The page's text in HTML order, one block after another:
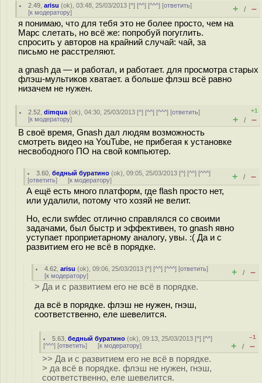
2.49 ,arisu (ok), 03:48, 25/03/2013 [^] [^^] [^^^] [ответить]
[к модератору] + / –
я понимаю, что для тебя это не более просто, чем на
Марс слетать, но всё же: попробуй погуглить.
спросить у авторов на крайний случай: чай, за
письмо не расстреляют.
а gnash да — и работал, и работает. для просмотра старых
флэш-мультиков хватает. а больше флэш всё равно
низачем не нужен.
2.52 ,dimqua (ok), 04:30, 25/03/2013 [^] [^^] [^^^] [ответить]
[к модератору]
+1
+ / –
В своё время, Gnash дал людям возможность
смотреть видео на YouTube, не прибегая к установке
несвободного ПО на свой компьютер.
3.60 ,бедный буратино (ok), 09:05, 25/03/2013 [^] [^^] [^^^]
[ответить] [к модератору] + / –
А ещё есть много платформ, где flash просто нет,
или удалили, потому что хозяй не велит.
Но, если swfdec отлично справлялся со своими
задачами, был быстр и эффективен, то gnash явно
уступает проприетарному аналогу, увы. :( Да и с
развитием его не всё в порядке.
4.62 ,arisu (ok), 09:06, 25/03/2013 [^] [^^] [^^^] [ответить]
[к модератору] + / –
> Да и с развитием его не всё в порядке.
да всё в порядке. флэш не нужен, гнэш,
соответственно, еле шевелится.
5.63 ,бедный буратино (ok), 09:13, 25/03/2013 [^] [^^]
[^^^] [ответить] [к модератору]
–1
+ / –
>> Да и с развитием его не всё в порядке.
> да всё в порядке. флэш не нужен, гнэш,
соответственно, еле шевелится.